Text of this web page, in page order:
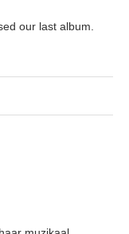
our last album.